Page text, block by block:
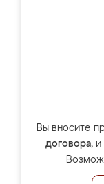
Вы вносите
договора, и